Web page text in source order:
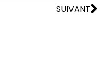
SUIVANT